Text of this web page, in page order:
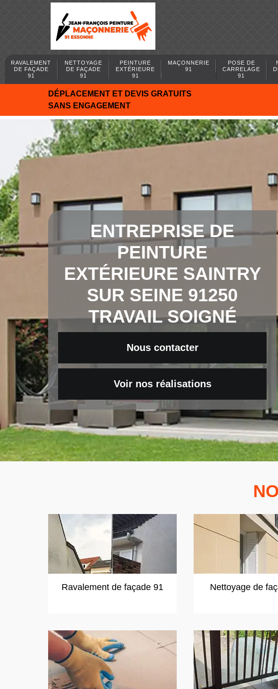
RAVALEMENT
DE FAÇADE
91
NETTOYAGE
DE FAÇADE
91
PEINTURE
EXTÉRIEURE
91
MAÇONNERIE
91
POSE DE
CARRELAGE
91
DÉPLACEMENT ET DEVIS GRATUITS
SANS ENGAGEMENT
ENTREPRISE DE
PEINTURE
EXTÉRIEURE SAINTRY
SUR SEINE 91250
TRAVAIL SOIGNÉ
Nous contacter
Voir nos réalisations
Ravalement de façade 91 Nettoyage de